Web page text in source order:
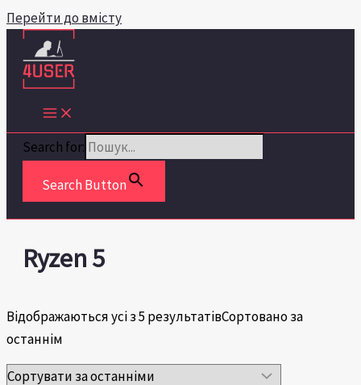
Перейти до вмісту
Search for:
Search Button
Ryzen 5
Відображаються усі з 5 результатівСортовано за
останнім